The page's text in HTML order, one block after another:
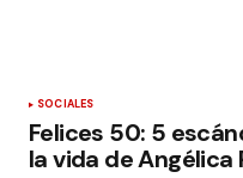
SOCIALES
Felices 50: 5
la vida de Angélica